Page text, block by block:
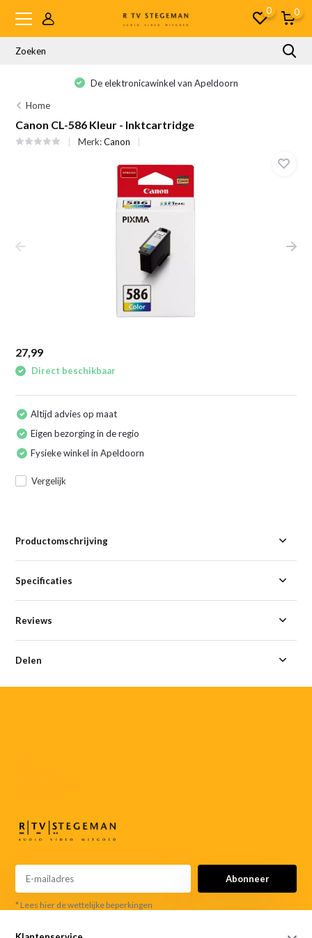
0 0
De elektronicawinkel van Apeldoorn
Home
Canon CL-586 Kleur - Inktcartridge
Merk:Canon
27,99
Direct beschikbaar
Altijd advies op maat
Eigen bezorging in de regio
Fysieke winkel in Apeldoorn
Vergelijk
Productomschrijving
Specificaties
Reviews
Delen
Abonneer
* Lees hier de wettelijke beperkingen